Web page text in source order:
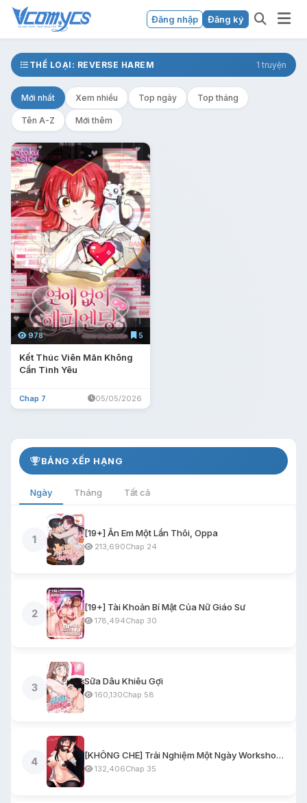
Đăng nhập Đăng ký
THỂ LOẠI: REVERSE HAREM 1 truyện
Mới nhất Xem nhiều Top ngày Top tháng
Tên A-Z Mới thêm
978 5
Kết Thúc Viên Mãn Không
Cần Tình Yêu
Chap 7 05/05/2026
BẢNG XẾP HẠNG
Ngày Tháng Tất cả
1
[19+] Ăn Em Một Lần Thôi, Oppa
213,690Chap 24
2
[19+] Tài Khoản Bí Mật Của Nữ Giáo Sư
178,494Chap 30
3
Sữa Dâu Khiêu Gợi
160,130Chap 58
4
[KHÔNG CHE] Trải Nghiệm Một Ngày Workshop BDSM
132,406Chap 35